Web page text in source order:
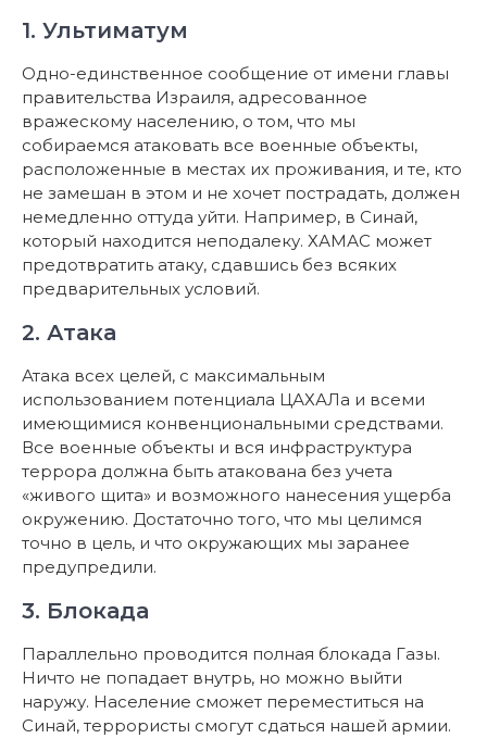
1. Ультиматум
Одно-единственное сообщение от имени главы
правительства Израиля, адресованное
вражескому населению, о том, что мы
собираемся атаковать все военные объекты,
расположенные в местах их проживания, и те, кто
не замешан в этом и не хочет пострадать, должен
немедленно оттуда уйти. Например, в Синай,
который находится неподалеку. ХАМАС может
предотвратить атаку, сдавшись без всяких
предварительных условий.
2. Атака
Атака всех целей, с максимальным
использованием потенциала ЦАХАЛа и всеми
имеющимися конвенциональными средствами.
Все военные объекты и вся инфраструктура
террора должна быть атакована без учета
«живого щита» и возможного нанесения ущерба
окружению. Достаточно того, что мы целимся
точно в цель, и что окружающих мы заранее
предупредили.
3. Блокада
Параллельно проводится полная блокада Газы.
Ничто не попадает внутрь, но можно выйти
наружу. Население сможет переместиться на
Синай, террористы смогут сдаться нашей армии.